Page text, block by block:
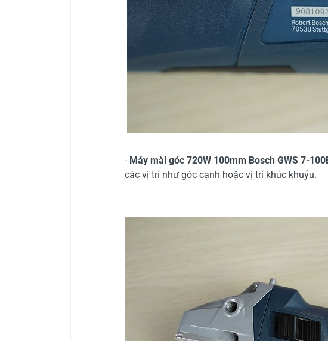
- Máy mài góc 720W 100mm Bosch GWS 7-
các vị trí như góc cạnh hoặc vị trí khúc khuỷu.